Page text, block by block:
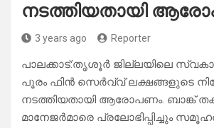
നടത്തിയതായി
3 years ago Reporter
പാലക്കാട്:തൃശൂർ ജില്ലയിലെ
പൂരം ഫിൻ സെർവ്വ് ലക്ഷങ്ങളുടെ
നടത്തിയതായി ആരോപണം. ബാങ്ക്
മാനേജർമാരെ പ്രലോഭിപ്പിച്ചും